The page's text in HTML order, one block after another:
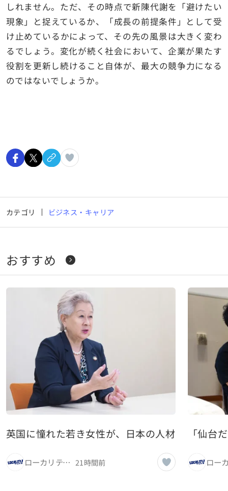
しれません。ただ、その時点で新陳代謝を「避けたい
現象」と捉えているか、「成長の前提条件」として受
け止めているかによって、その先の風景は大きく変わ
るでしょう。変化が続く社会において、企業が果たす
役割を更新し続けること自体が、最大の競争力になる
のではないでしょうか。
カテゴリ ビジネス・キャリア
おすすめ
英国に憧れた若き女性が、日本の人材紹介の可
ローカリティ！ 21時間前
「仙台